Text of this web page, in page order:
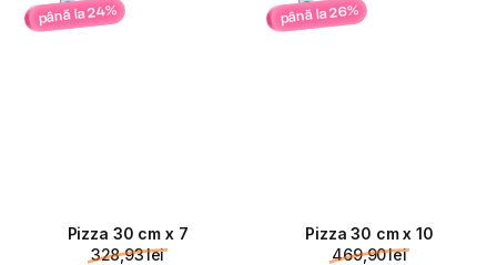
până la 24%
Pizza 30 cm x 7
328,93 lei
până la 26%
Pizza 30 cm x 10
469,90 lei